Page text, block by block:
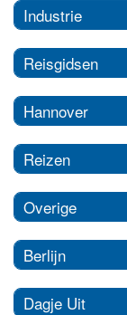
Industrie
Reisgidsen
Hannover
Reizen
Overige
Berlijn
Dagje Uit